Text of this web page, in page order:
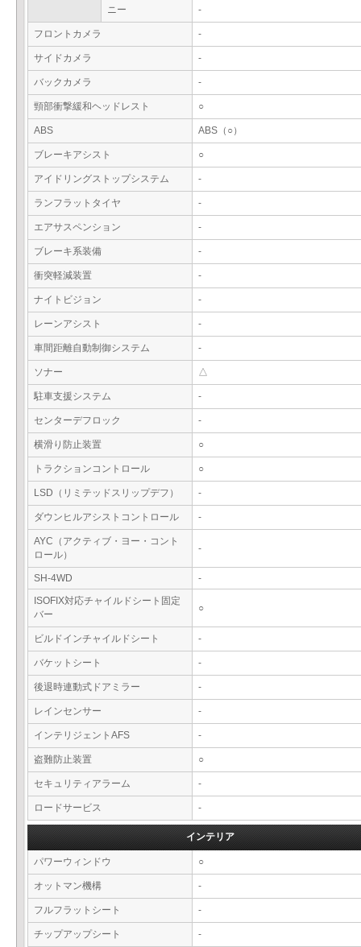
ニー -
フロントカメラ -
サイドカメラ -
バックカメラ -
頸部衝撃緩和ヘッドレスト ○
ABS ABS（○）
ブレーキアシスト ○
アイドリングストップシステム -
ランフラットタイヤ -
エアサスペンション -
ブレーキ系装備 -
衝突軽減装置 -
ナイトビジョン -
レーンアシスト -
車間距離自動制御システム -
ソナー △
駐車支援システム -
センターデフロック -
横滑り防止装置 ○
トラクションコントロール ○
LSD（リミテッドスリップデフ） -
ダウンヒルアシストコントロール -
AYC（アクティブ・ヨー・コント
ロール）
-
SH-4WD
-
ISOFIX対応チャイルドシート固定
バー
○
ビルドインチャイルドシート -
バケットシート -
後退時連動式ドアミラー -
レインセンサー -
インテリジェントAFS -
盗難防止装置 ○
セキュリティアラーム -
ロードサービス -
インテリア
パワーウィンドウ ○
オットマン機構 -
フルフラットシート -
チップアップシート -